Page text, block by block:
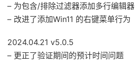
– 为包含/排除过滤器添加多行编辑器
– 改进了添加Win11 的右键菜单行为
2024.04.21 v5.0.5
– 更正了验证期间的预计时间问题